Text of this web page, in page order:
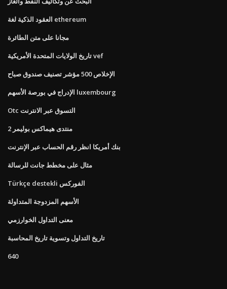
العقود الذكية لغة ethereum
مجانا على متن الطائرة
تاريخ الولايات المتحدة الأمريكية vef
الإخلاص 500 مؤشر تصنيف صندوق صباح
الإدراج في بورصة الأسهم luxembourg
Otc التسوق عبر الانترنت
منتدى هيماكس بوليمر 2
بنك أمريكا انظر رقم الحساب عبر الإنترنت
مثال على مخطط جانت للرسالة
Türkçe destekli الفوركس
الأسهم المزدوجة المتداولة
معنى التداول الخوارزمي
تاريخ التداول وتسوية تاريخ المحاسبة
640